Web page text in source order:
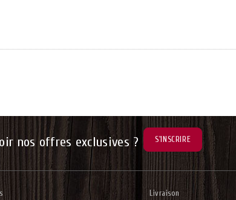
nos offres exclusives ?
Livraison